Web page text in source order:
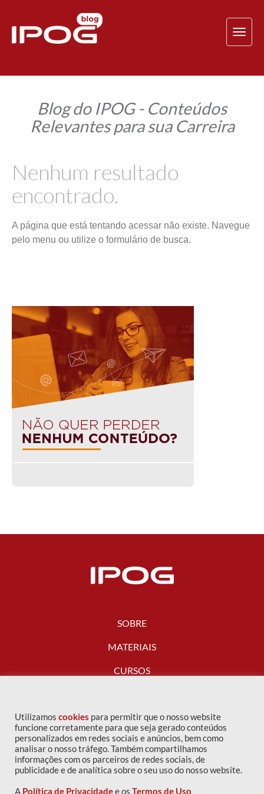
Blog do IPOG - Conteúdos
Relevantes para sua Carreira
Nenhum resultado
encontrado.
A página que está tentando acessar não existe. Navegue
pelo menu ou utilize o formulário de busca.
SOBRE
MATERIAIS
CURSOS
FALE CONOSCO
Utilizamos cookies para permitir que o nosso website
funcione corretamente para que seja gerado conteúdos
personalizados em redes sociais e anúncios, bem como
analisar o nosso tráfego. Também compartilhamos
informações com os parceiros de redes sociais, de
publicidade e de analítica sobre o seu uso do nosso website.
A Política de Privacidadee os Termos de Uso